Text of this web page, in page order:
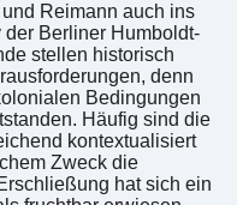
Reimann auch ins
Berliner Humboldt-
stellen historisch
denn
Bedingungen
Häufig sind die
kontextualisiert
Zweck die
hat sich ein